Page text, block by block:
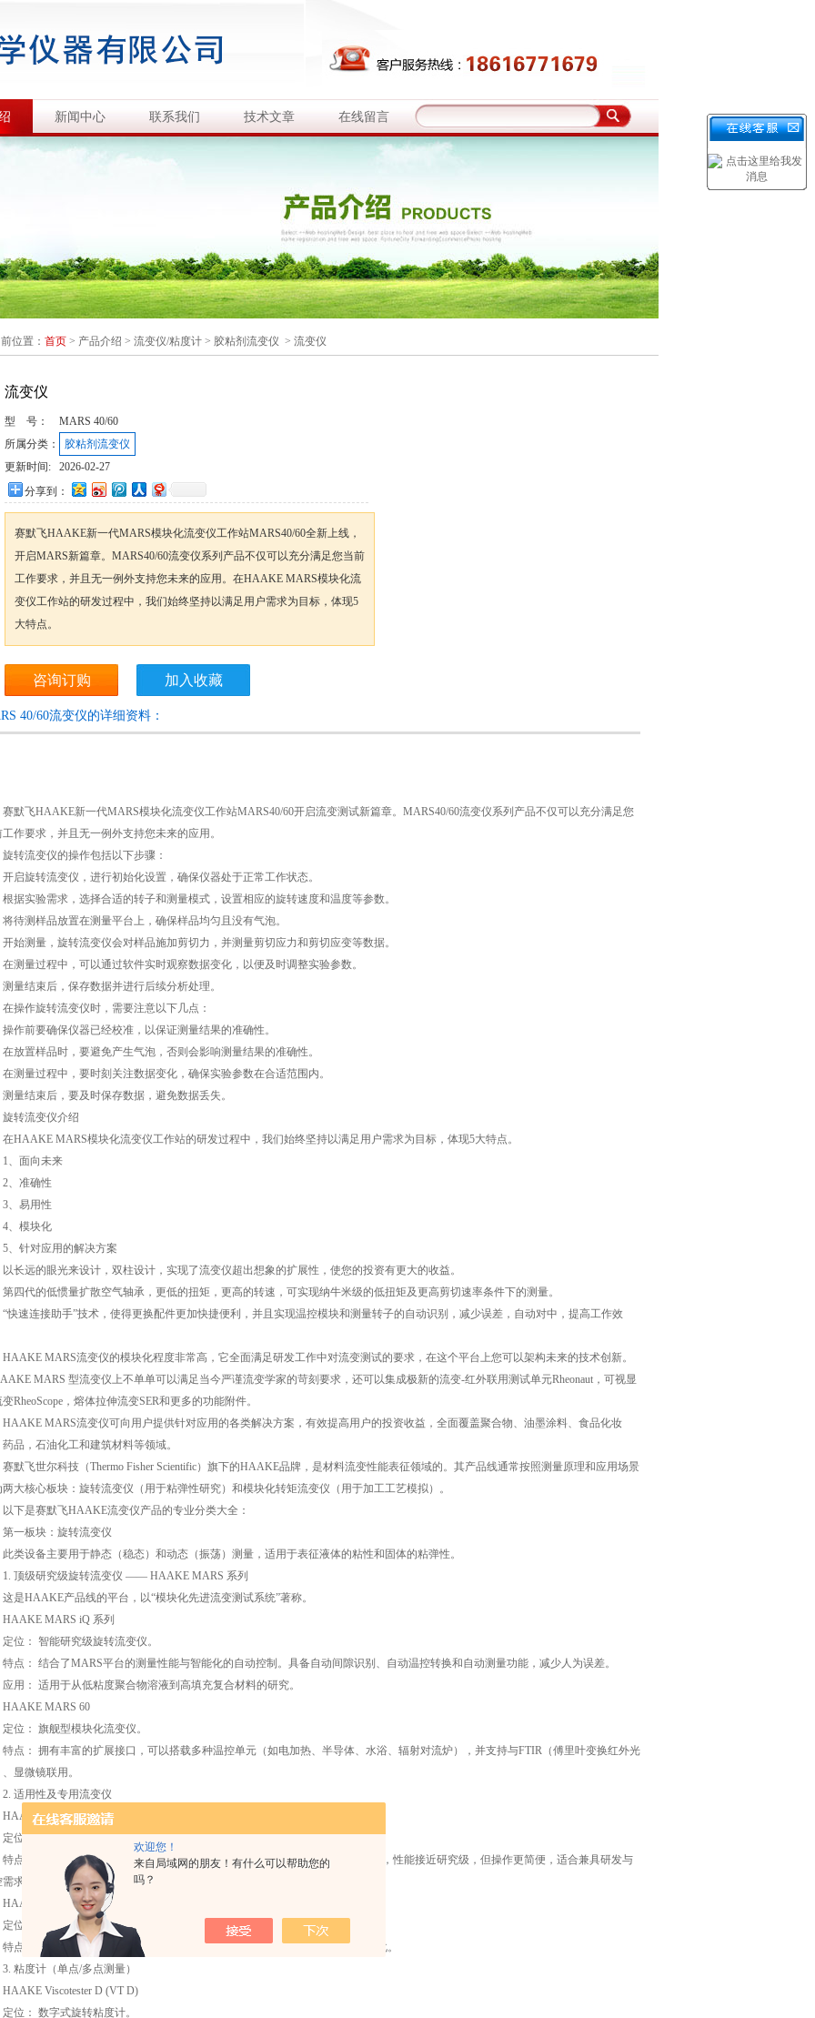
欢迎您！
来自局域网的朋友！有什么可以帮助您的
吗？
新闻中心 联系我们 技术文章 在线留言
位置： 首页 > 产品介绍 > 流变仪/粘度计 > 胶粘剂流变仪 > 流变仪
流变仪
型 号：
MARS 40/60
所属分类：
胶粘剂流变仪
更新时间:
2026-02-27
分享到：
赛默飞HAAKE新一代MARS模块化流变仪工作站MARS40/60全新上线，
开启MARS新篇章。MARS40/60流变仪系列产品不仅可以充分满足您当前
工作要求，并且无一例外支持您未来的应用。在HAAKE MARS模块化流
变仪工作站的研发过程中，我们始终坚持以满足用户需求为目标，体现5
大特点。
咨询订购 加入收藏
40/60流变仪的详细资料：
飞HAAKE新一代MARS模块化流变仪工作站MARS40/60开启流变测试新篇章。MARS40/60流变仪系列产品不仅可以充分满足您
工作要求，并且无一例外支持您未来的应用。
流变仪的操作包括以下步骤：
旋转流变仪，进行初始化设置，确保仪器处于正常工作状态。
实验需求，选择合适的转子和测量模式，设置相应的旋转速度和温度等参数。
测样品放置在测量平台上，确保样品均匀且没有气泡。
测量，旋转流变仪会对样品施加剪切力，并测量剪切应力和剪切应变等数据。
量过程中，可以通过软件实时观察数据变化，以便及时调整实验参数。
结束后，保存数据并进行后续分析处理。
作旋转流变仪时，需要注意以下几点：
前要确保仪器已经校准，以保证测量结果的准确性。
置样品时，要避免产生气泡，否则会影响测量结果的准确性。
量过程中，要时刻关注数据变化，确保实验参数在合适范围内。
结束后，要及时保存数据，避免数据丢失。
流变仪介绍
MARS模块化流变仪工作站的研发过程中，我们始终坚持以满足用户需求为目标，体现5大特点。
面向未来
准确性
易用性
模块化
针对应用的解决方案
远的眼光来设计，双柱设计，实现了流变仪超出想象的扩展性，使您的投资有更大的收益。
代的低惯量扩散空气轴承，更低的扭矩，更高的转速，可实现纳牛米级的低扭矩及更高剪切速率条件下的测量。
速连接助手”技术，使得更换配件更加快捷便利，并且实现温控模块和测量转子的自动识别，减少误差，自动对中，提高工作效
MARS流变仪的模块化程度非常高，它全面满足研发工作中对流变测试的要求，在这个平台上您可以架构未来的技术创新。
MARS 型流变仪上不单单可以满足当今严谨流变学家的苛刻要求，还可以集成极新的流变-红外联用测试单元Rheonaut，可视显
RheoScope，熔体拉伸流变SER和更多的功能附件。
MARS流变仪可向用户提供针对应用的各类解决方案，有效提高用户的投资收益，全面覆盖聚合物、油墨涂料、食品化妆
品，石油化工和建筑材料等领域。
飞世尔科技（Thermo Fisher Scientific）旗下的HAAKE品牌，是材料流变性能表征领域的。其产品线通常按照测量原理和应用场景
两大核心板块：旋转流变仪（用于粘弹性研究）和模块化转矩流变仪（用于加工工艺模拟）。
是赛默飞HAAKE流变仪产品的专业分类大全：
板块：旋转流变仪
设备主要用于静态（稳态）和动态（振荡）测量，适用于表征液体的粘性和固体的粘弹性。
级研究级旋转流变仪 —— HAAKE MARS 系列
HAAKE产品线的平台，以“模块化先进流变测试系统”著称。
MARS iQ 系列
： 智能研究级旋转流变仪。
： 结合了MARS平台的测量性能与智能化的自动控制。具备自动间隙识别、自动温控转换和自动测量功能，减少人为误差。
： 适用于从低粘度聚合物溶液到高填充复合材料的研究。
MARS 60
： 旗舰型模块化流变仪。
： 拥有丰富的扩展接口，可以搭载多种温控单元（如电加热、半导体、水浴、辐射对流炉），并支持与FTIR（傅里叶变换红外光
显微镜联用。
用性及专用流变仪
Viscotester iQ / iQ Air
： 智能型、便携式旋转流变仪。
： 采用高清触摸屏，自带高度自动升降功能。iQ Air版本更是采用空气轴承，性能接近研究级，但操作更简便，适合兼具研发与
需求的实验室。
RotoVisco 1
： 经典的先行研究级流变仪（部分被MARS iQ取代）。
： 高敏感度空气轴承马达，用于测量极低粘度或高粘度样品的细微结构变化。
度计（单点/多点测量）
Viscotester D (VT D)
： 数字式旋转粘度计。